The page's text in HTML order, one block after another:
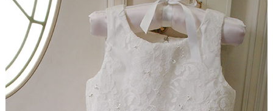
【ドレスリメイク】お花のアクセサリーボックス
【ドレス・タキシードリメイク】フレーム型ミニチ
ュアと日傘
【ドレスリメイク】スカートとショールとコサージ